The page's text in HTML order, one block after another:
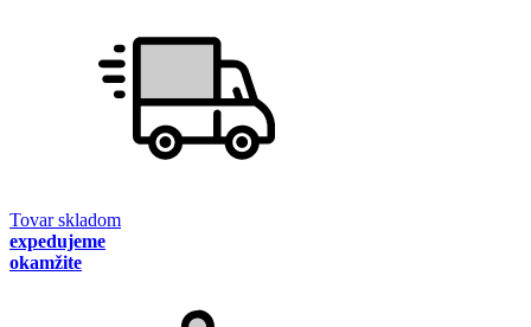
Tovar skladom
expedujeme
okamžite